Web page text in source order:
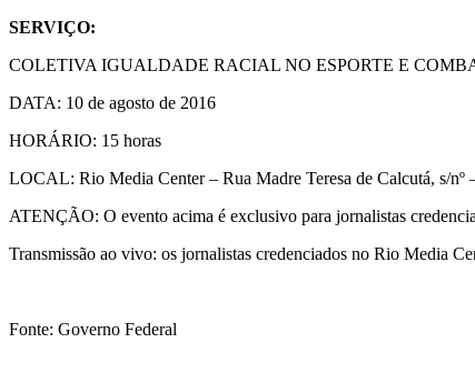
SERVIÇO:
COLETIVA IGUALDADE RACIAL NO ESPORTE E
DATA: 10 de agosto de 2016
HORÁRIO: 15 horas
LOCAL: Rio Media Center – Rua Madre Teresa de Calcutá, s/nº
ATENÇÃO: O evento acima é exclusivo para jornalistas
Transmissão ao vivo: os jornalistas credenciados no Rio Media
Fonte: Governo Federal